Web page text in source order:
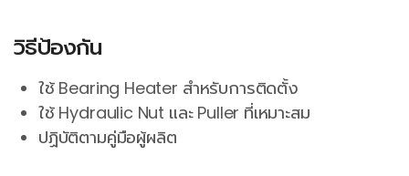
วิธีป้องกัน
ใช้ Bearing Heater สำหรับการติดตั้ง
ใช้ Hydraulic Nut และ Puller ที่เหมาะสม
ปฏิบัติตามคู่มือผู้ผลิต